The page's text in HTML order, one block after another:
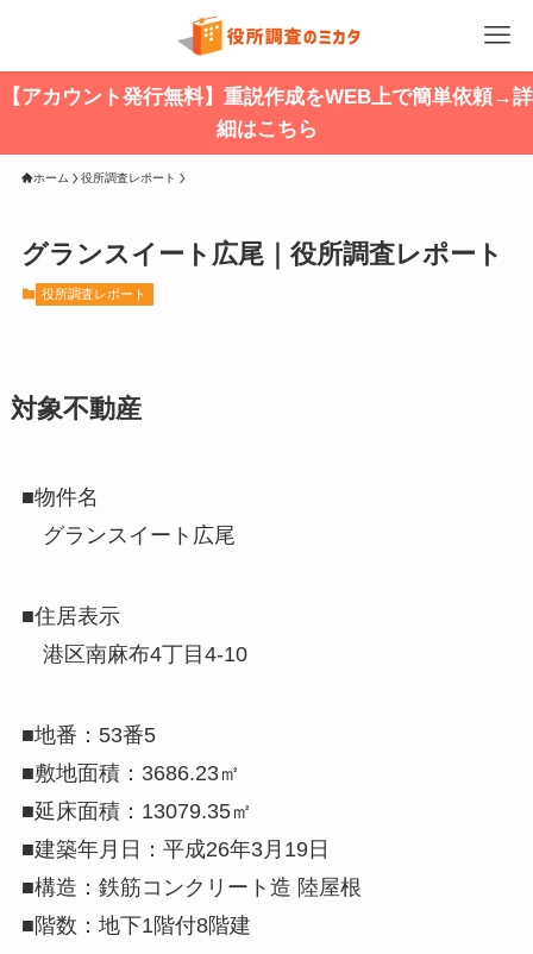
【アカウント発行無料】重説作成をWEB上で簡単依頼→詳
細はこちら
ホーム 役所調査レポート
グランスイート広尾｜役所調査レポート
役所調査レポート
対象不動産
■物件名
グランスイート広尾
■住居表示
港区南麻布4丁目4-10
■地番：53番5
■敷地面積：3686.23㎡
■延床面積：13079.35㎡
■建築年月日：平成26年3月19日
■構造：鉄筋コンクリート造 陸屋根
■階数：地下1階付8階建